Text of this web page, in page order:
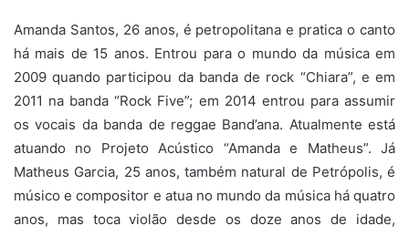
Amanda Santos, 26 anos, é petropolitana e pratica o canto
há mais de 15 anos. Entrou para o mundo da música em
2009 quando participou da banda de rock “Chiara”, e em
2011 na banda “Rock Five”; em 2014 entrou para assumir
os vocais da banda de reggae Band’ana. Atualmente está
atuando no Projeto Acústico “Amanda e Matheus”. Já
Matheus Garcia, 25 anos, também natural de Petrópolis, é
músico e compositor e atua no mundo da música há quatro
anos, mas toca violão desde os doze anos de idade,